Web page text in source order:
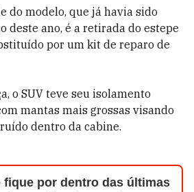
do modelo, que já havia sido
deste ano, é a retirada do estepe
por um kit de reparo de
o SUV teve seu isolamento
mantas mais grossas visando
dentro da cabine.
fique por dentro das últimas